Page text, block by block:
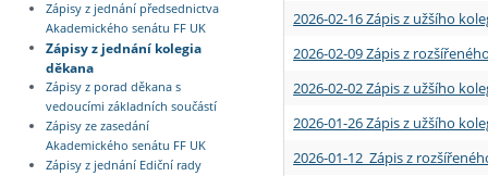
Zápisy z jednání předsednictva
Akademického senátu FF UK
Zápisy z jednání kolegia
děkana
Zápisy z porad děkana s
vedoucími základních součástí
Zápisy ze zasedání
Akademického senátu FF UK
Zápisy z jednání Ediční rady
2026-02-16 Zápis z užšího
2026-02-09 Zápis z
2026-02-02 Zápis z užšího
2026-01-26 Zápis z užšího
2026-01-12 Zápis z